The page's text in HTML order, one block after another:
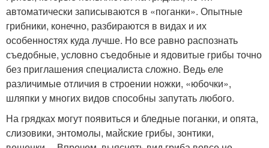
автоматически записываются в «поганки». Опытные
грибники, конечно, разбираются в видах и их
особенностях куда лучше. Но все равно распознать
съедобные, условно съедобные и ядовитые грибы точно
без приглашения специалиста сложно. Ведь еле
различимые отличия в строении ножки, «юбочки»,
шляпки у многих видов способны запутать любого.
На грядках могут появиться и бледные поганки, и опята,
слизовики, энтомолы, майские грибы, зонтики,